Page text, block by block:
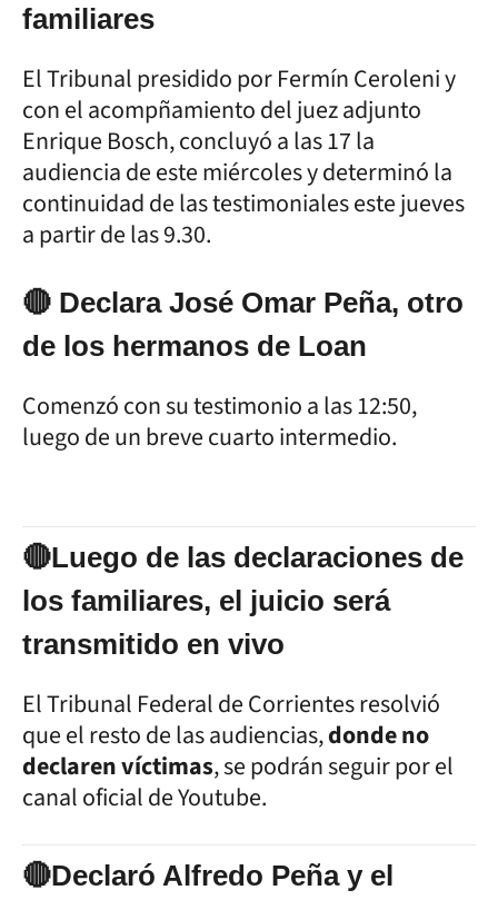
familiares
El Tribunal presidido por Fermín Ceroleni y
con el acompñamiento del juez adjunto
Enrique Bosch, concluyó a las 17 la
audiencia de este miércoles y determinó la
continuidad de las testimoniales este jueves
a partir de las 9.30.
🔴 Declara José Omar Peña, otro
de los hermanos de Loan
Comenzó con su testimonio a las 12:50,
luego de un breve cuarto intermedio.
🔴Luego de las declaraciones de
los familiares, el juicio será
transmitido en vivo
El Tribunal Federal de Corrientes resolvió
que el resto de las audiencias,donde no
declaren víctimas, se podrán seguir por el
canal oficial de Youtube.
🔴Declaró Alfredo Peña y el